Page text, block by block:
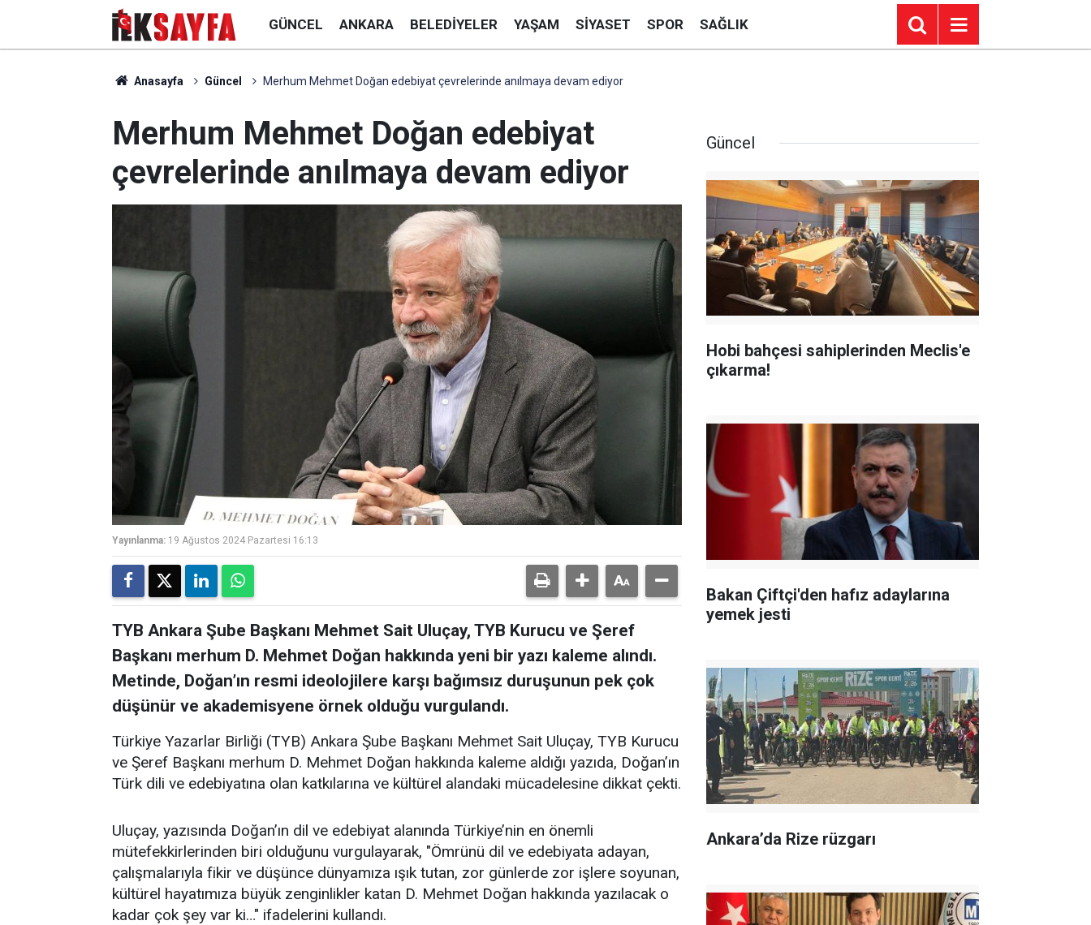
GÜNCEL ANKARA BELEDIYELER YAŞAM SIYASET SPOR SAĞLIK
Anasayfa Güncel Merhum Mehmet Doğan edebiyat çevrelerinde anılmaya devam ediyor
Merhum Mehmet Doğan edebiyat
çevrelerinde anılmaya devam ediyor
Yayınlanma: 19 Ağustos 2024 Pazartesi 16:13
TYB Ankara Şube Başkanı Mehmet Sait Uluçay, TYB Kurucu ve Şeref
Başkanı merhum D. Mehmet Doğan hakkında yeni bir yazı kaleme alındı.
Metinde, Doğan’ın resmi ideolojilere karşı bağımsız duruşunun pek çok
düşünür ve akademisyene örnek olduğu vurgulandı.
Türkiye Yazarlar Birliği (TYB) Ankara Şube Başkanı Mehmet Sait Uluçay, TYB Kurucu
ve Şeref Başkanı merhum D. Mehmet Doğan hakkında kaleme aldığı yazıda, Doğan’ın
Türk dili ve edebiyatına olan katkılarına ve kültürel alandaki mücadelesine dikkat çekti.
Uluçay, yazısında Doğan’ın dil ve edebiyat alanında Türkiye’nin en önemli
mütefekkirlerinden biri olduğunu vurgulayarak, "Ömrünü dil ve edebiyata adayan,
çalışmalarıyla fikir ve düşünce dünyamıza ışık tutan, zor günlerde zor işlere soyunan,
kültürel hayatımıza büyük zenginlikler katan D. Mehmet Doğan hakkında yazılacak o
kadar çok şey var ki…" ifadelerini kullandı.
Güncel
Hobi bahçesi sahiplerinden Meclis'e
çıkarma!
Bakan Çiftçi'den hafız adaylarına
yemek jesti
Ankara’da Rize rüzgarı